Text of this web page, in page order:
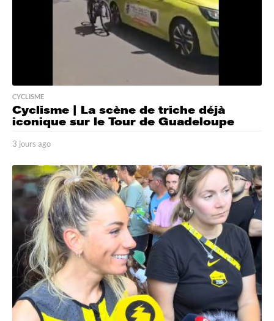
CYCLISME
Cyclisme | La scène de triche déjà
iconique sur le Tour de Guadeloupe
3 jours ago
o
u
r
s
a
g
o